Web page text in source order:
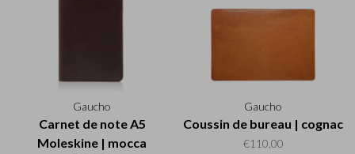
Gaucho
Carnet de note A5
Moleskine | mocca
Gaucho
Coussin de bureau | cognac
€110,00